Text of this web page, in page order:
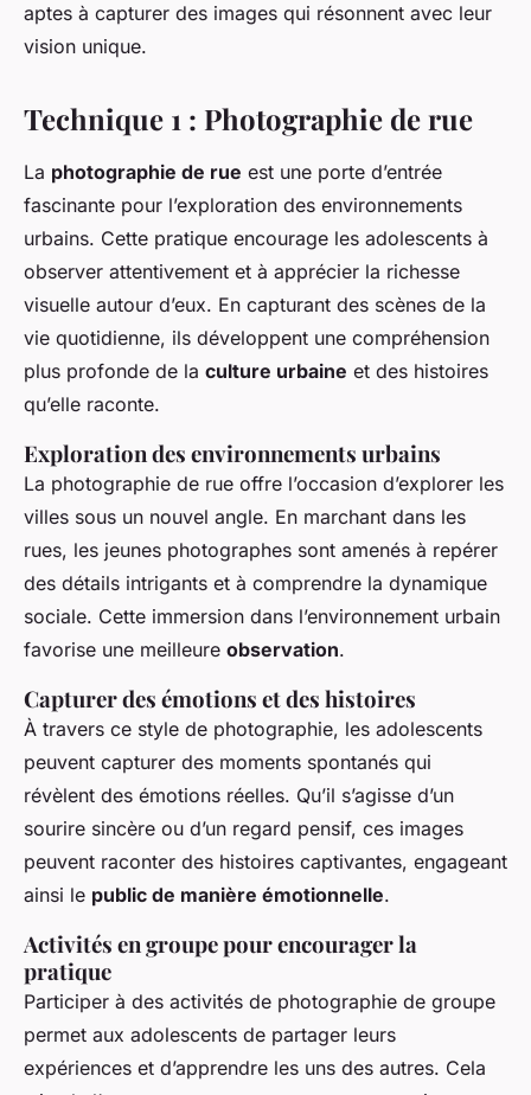
aptes à capturer des images qui résonnent avec leur
vision unique.
Technique 1 : Photographie de rue
La photographie de rue est une porte d’entrée
fascinante pour l’exploration des environnements
urbains. Cette pratique encourage les adolescents à
observer attentivement et à apprécier la richesse
visuelle autour d’eux. En capturant des scènes de la
vie quotidienne, ils développent une compréhension
plus profonde de la culture urbaine et des histoires
qu’elle raconte.
Exploration des environnements urbains
La photographie de rue offre l’occasion d’explorer les
villes sous un nouvel angle. En marchant dans les
rues, les jeunes photographes sont amenés à repérer
des détails intrigants et à comprendre la dynamique
sociale. Cette immersion dans l’environnement urbain
favorise une meilleure observation.
Capturer des émotions et des histoires
À travers ce style de photographie, les adolescents
peuvent capturer des moments spontanés qui
révèlent des émotions réelles. Qu’il s’agisse d’un
sourire sincère ou d’un regard pensif, ces images
peuvent raconter des histoires captivantes, engageant
ainsi le public de manière émotionnelle.
Activités en groupe pour encourager la
pratique
Participer à des activités de photographie de groupe
permet aux adolescents de partager leurs
expériences et d’apprendre les uns des autres. Cela